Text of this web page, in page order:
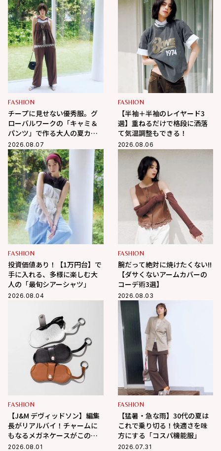
FASHION
チープに見せない優秀服。グ
ローバルワークの「キャミ＆
パンツ」で作る大人の夏カジ
ュアル
2026.08.07
FASHION
【半袖＋半袖のレイヤード3
選】重ねるだけで格段に洒落
て気温調整もできる！
2026.08.06
FASHION
投資価値あり！【1万円台】で
手に入れる、多様に楽しむ大
人の「最旬シアーシャツ」
2026.08.04
FASHION
腕だって絶対に焼けたくない!!
【ダサくないアームカバーの
コーデ術3選】
2026.08.03
FASHION
【J&M デヴィッドソン】編集
長がリアルバイ！チャームに
もなるメガネケースがこの夏
大活躍の予感
2026.08.01
FASHION
【猛暑・急な雨】30代の夏は
これで乗り切る！快適さを味
方にする「コスパ機能服」
2026.07.31